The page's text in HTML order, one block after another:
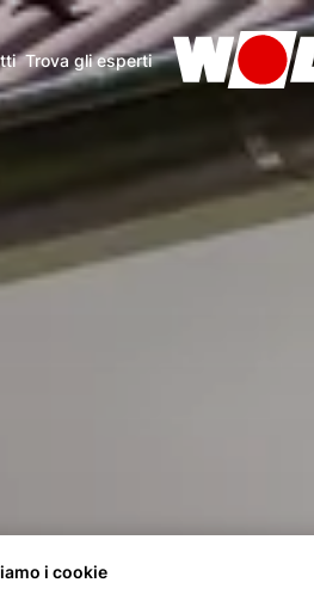
Trova gli esperti
i cookie